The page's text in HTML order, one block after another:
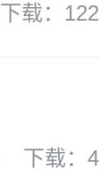
下载：122
下载：4